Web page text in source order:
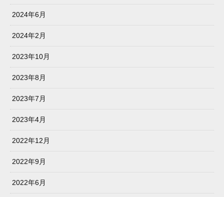
2024年6月
2024年2月
2023年10月
2023年8月
2023年7月
2023年4月
2022年12月
2022年9月
2022年6月